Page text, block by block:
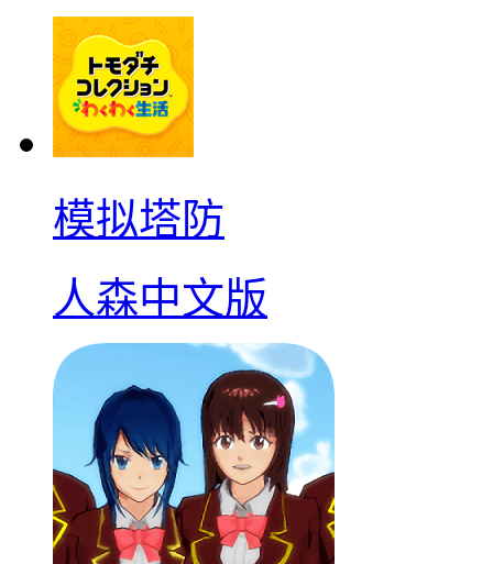
模拟塔防
人森中文版